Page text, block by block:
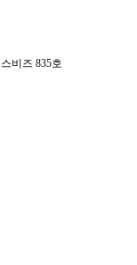
비즈 835호